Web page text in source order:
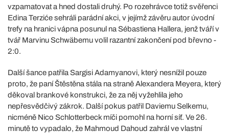
vzpamatovat a hned dostali druhý. Po rozehrávce totiž svěřenci
Edina Terziće sehráli parádní akci, v jejímž závěru autor úvodní
trefy na hranici vápna posunul na Sébastiena Hallera, jenž tváří v
tvář Marvinu Schwäbemu volil razantní zakončení pod břevno -
2:0.
Další šance patřila Sargisi Adamyanovi, který nesnížil pouze
proto, že paní Štěstěna stála na straně Alexandera Meyera, který
děkoval brankové konstrukci, že za něj vyžehlila jeho
nepřesvědčivý zákrok. Další pokus patřil Daviemu Selkemu,
nicméně Nico Schlotterbeck míči pomohl na horní síť. Ve 26.
minutě to vypadalo, že Mahmoud Dahoud zahrál ve vlastní